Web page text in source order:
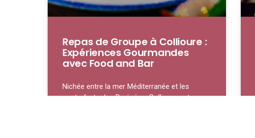
Repas de Groupe à Collioure :
Expériences Gourmandes
avec Food and Bar
Nichée entre la mer Méditerranée et les
contreforts des Pyrénées, Collioure est une